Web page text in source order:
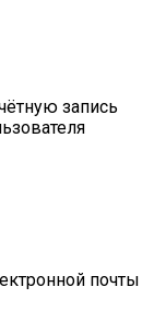
запись
почты